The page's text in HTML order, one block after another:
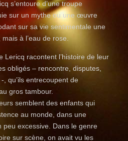
s’entoure d’une troupe
sur un mythe ou une œuvre
sur sa vie sentimentale une
à l’eau de rose.
Lericq racontent l’histoire de leur
obligés – rencontre, disputes,
qu’ils entrecoupent de
gros tambour.
semblent des enfants qui
au monde, dans une
peu excessive. Dans le genre
sur scène, on avait vu les